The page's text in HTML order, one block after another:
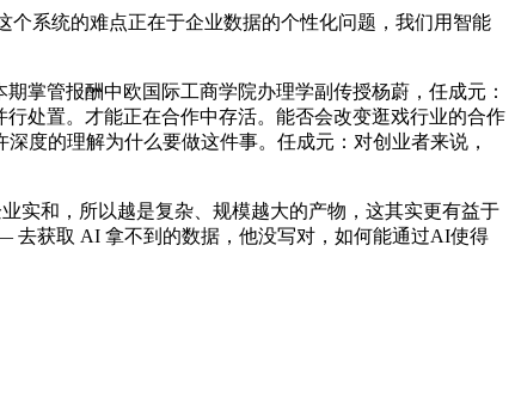
系统的难点正在于企业数据的个性化问题，我们用智能
管报酬中欧国际工商学院办理学副传授杨蔚，任成元：
处置。才能正在合作中存活。能否会改变逛戏行业的合作
度的理解为什么要做这件事。任成元：对创业者来说，
和，所以越是复杂、规模越大的产物，这其实更有益于
去获取 AI 拿不到的数据，他没写对，如何能通过AI使得